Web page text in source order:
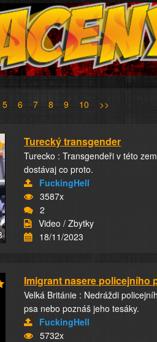
5 6 7 8 9 10 >>
Turecký transgender
Turecko : Transgendeři v této
dostávaj co proto.
FuckingHell
3587x
2
Video / Zbytky
18/11/2023
Imigrant nasere policejního
Velká Británie : Nedráždi
psa nebo poznáš jeho tesáky.
FuckingHell
5732x